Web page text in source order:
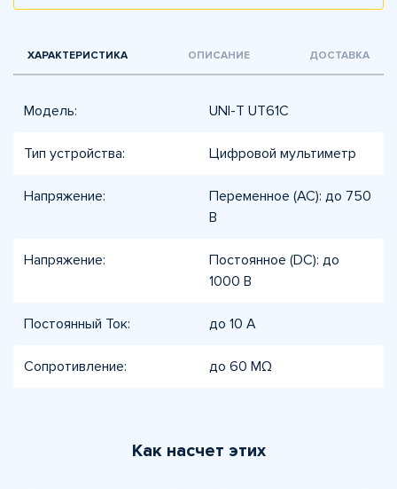
ХАРАКТЕРИСТИКА ОПИСАНИЕ ДОСТАВКА
Модель: UNI-T UT61C
Тип устройства: Цифровой мультиметр
Напряжение:
Переменное (AC): до 750
В
Напряжение:
Постоянное (DC): до
1000 В
Постоянный Ток: до 10 А
Сопротивление: до 60 MΩ
Как насчет этих